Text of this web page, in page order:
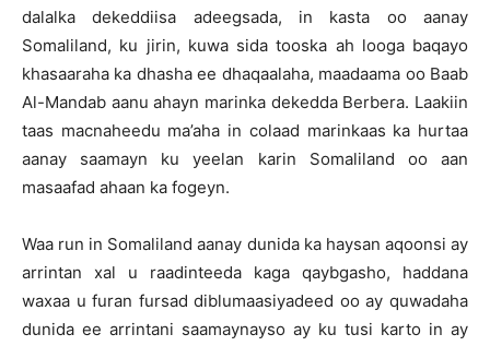
dalalka dekeddiisa adeegsada, in kasta oo aanay
Somaliland, ku jirin, kuwa sida tooska ah looga baqayo
khasaaraha ka dhasha ee dhaqaalaha, maadaama oo Baab
Al-Mandab aanu ahayn marinka dekedda Berbera. Laakiin
taas macnaheedu ma’aha in colaad marinkaas ka hurtaa
aanay saamayn ku yeelan karin Somaliland oo aan
masaafad ahaan ka fogeyn.
Waa run in Somaliland aanay dunida ka haysan aqoonsi ay
arrintan xal u raadinteeda kaga qaybgasho, haddana
waxaa u furan fursad diblumaasiyadeed oo ay quwadaha
dunida ee arrintani saamaynayso ay ku tusi karto in ay